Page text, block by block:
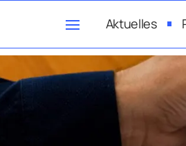
Aktuelles